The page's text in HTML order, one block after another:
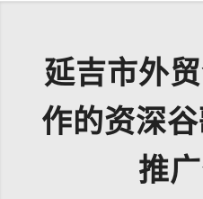
延吉市外
作的资深
推